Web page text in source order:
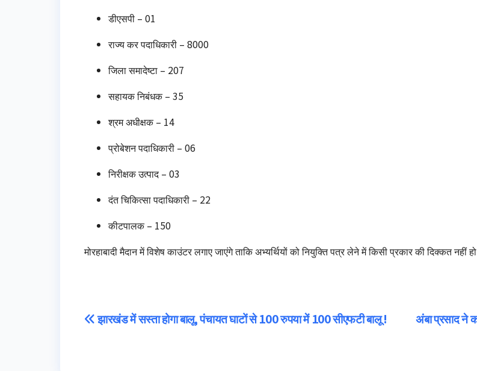
डीएसपी – 01
राज्य कर पदाधिकारी – 8000
जिला समादेष्टा – 207
सहायक निबंधक – 35
श्रम अधीक्षक – 14
प्रोबेशन पदाधिकारी – 06
निरीक्षक उत्पाद – 03
दंत चिकित्सा पदाधिकारी – 22
कीटपालक – 150
मोरहाबादी मैदान में विशेष काउंटर लगाए जाएंगे ताकि अभ्यर्थियों को नियुक्ति पत्र लेने में किसी प्रकार की दिक्कत नहीं
Post
अंबा प्रसाद ने
झारखंड में सस्ता होगा बालू, पंचायत घाटों से 100 रुपया में 100 सीएफटी बालू !